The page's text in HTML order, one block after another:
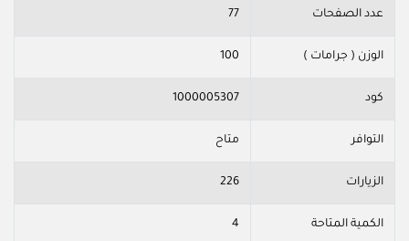
عدد الصفحات 77
الوزن ( جرامات ) 100
كود 1000005307
التوافر متاح
الزيارات 226
الكمية المتاحة 4